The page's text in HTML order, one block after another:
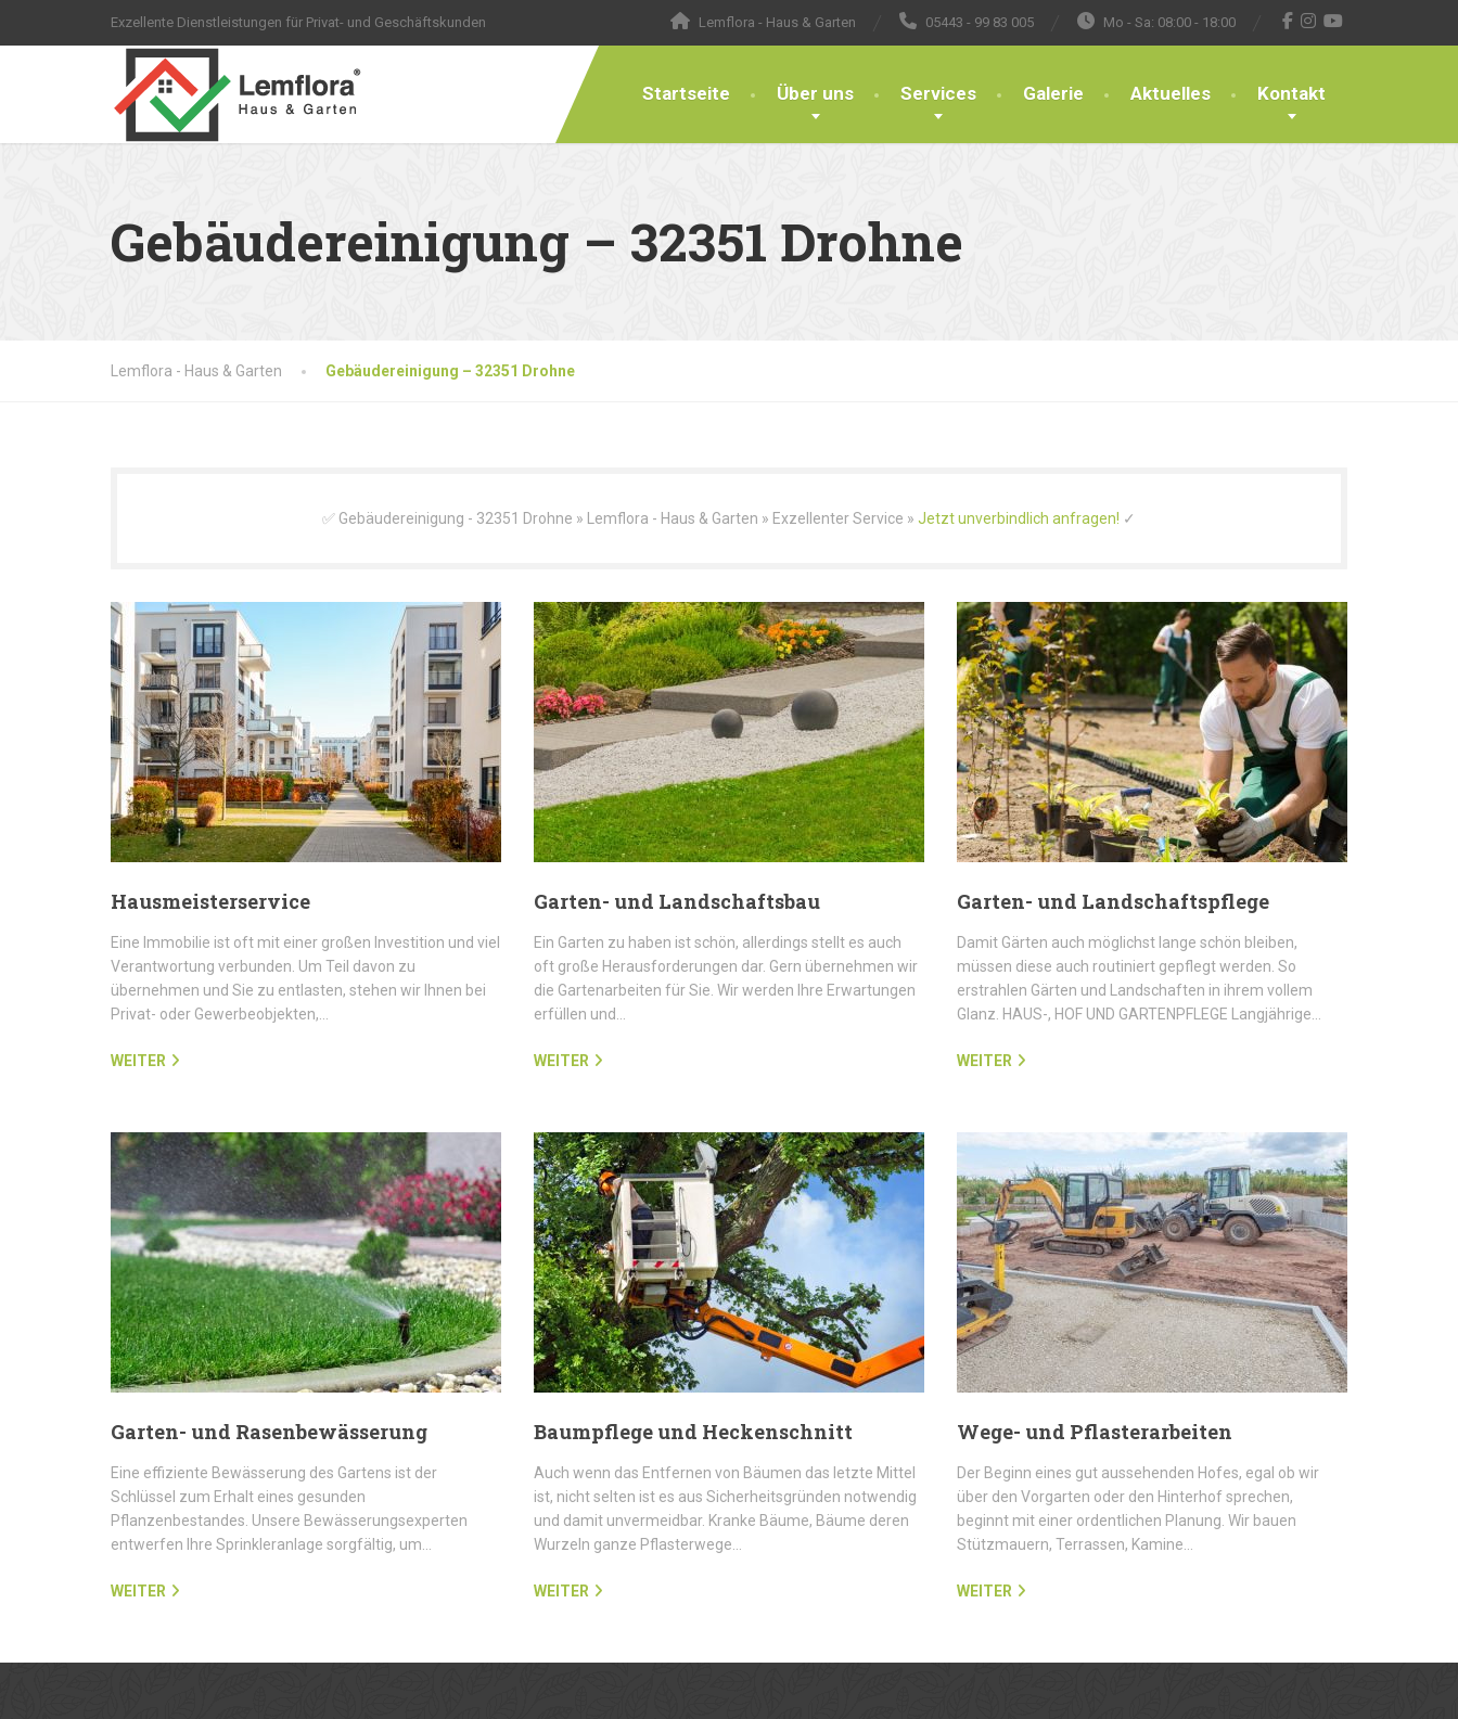
Exzellente Dienstleistungen für Privat- und Geschäftskunden Lemflora - Haus & Garten 05443 - 99 83 005 Mo - Sa: 08:00 - 18:00
Startseite Über uns Services Galerie Aktuelles Kontakt
Gebäudereinigung – 32351 Drohne
Lemflora - Haus & Garten Gebäudereinigung – 32351 Drohne
✅ Gebäudereinigung - 32351 Drohne » Lemflora - Haus & Garten » Exzellenter Service » Jetzt unverbindlich anfragen! ✓
Hausmeisterservice
Eine Immobilie ist oft mit einer großen Investition und viel
Verantwortung verbunden. Um Teil davon zu
übernehmen und Sie zu entlasten, stehen wir Ihnen bei
Privat- oder Gewerbeobjekten,…
WEITER
Garten- und Landschaftsbau
Ein Garten zu haben ist schön, allerdings stellt es auch
oft große Herausforderungen dar. Gern übernehmen wir
die Gartenarbeiten für Sie. Wir werden Ihre Erwartungen
erfüllen und…
WEITER
Garten- und Landschaftspflege
Damit Gärten auch möglichst lange schön bleiben,
müssen diese auch routiniert gepflegt werden. So
erstrahlen Gärten und Landschaften in ihrem vollem
Glanz. HAUS-, HOF UND GARTENPFLEGE Langjährige…
WEITER
Garten- und Rasenbewässerung
Eine effiziente Bewässerung des Gartens ist der
Schlüssel zum Erhalt eines gesunden
Pflanzenbestandes. Unsere Bewässerungsexperten
entwerfen Ihre Sprinkleranlage sorgfältig, um…
WEITER
Baumpflege und Heckenschnitt
Auch wenn das Entfernen von Bäumen das letzte Mittel
ist, nicht selten ist es aus Sicherheitsgründen notwendig
und damit unvermeidbar. Kranke Bäume, Bäume deren
Wurzeln ganze Pflasterwege…
WEITER
Wege- und Pflasterarbeiten
Der Beginn eines gut aussehenden Hofes, egal ob wir
über den Vorgarten oder den Hinterhof sprechen,
beginnt mit einer ordentlichen Planung. Wir bauen
Stützmauern, Terrassen, Kamine…
WEITER